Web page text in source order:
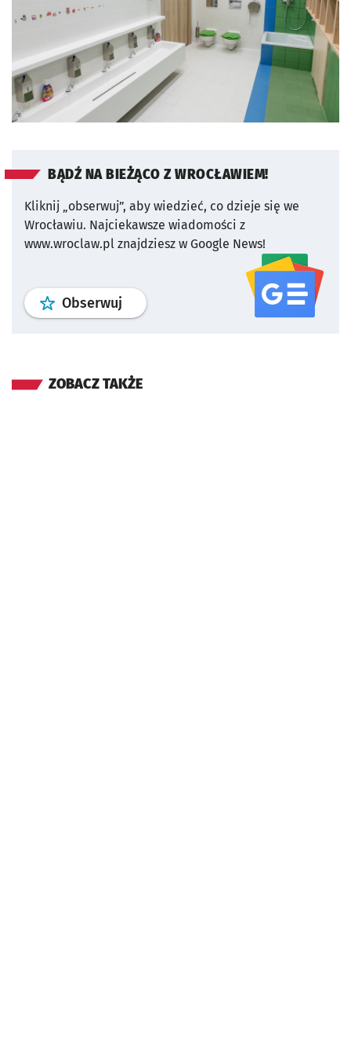
BĄDŹ NA BIEŻĄCO Z WROCŁAWIEM!
Kliknij „obserwuj”, aby wiedzieć, co dzieje się we
Wrocławiu. Najciekawsze wiadomości z
www.wroclaw.pl znajdziesz w Google News!
Obserwuj profil serwisu
ZOBACZ TAKŻE